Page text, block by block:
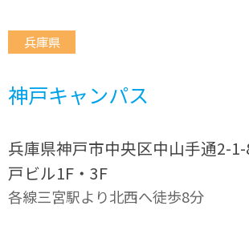
兵庫県
神戸キャンパス
兵庫県神戸市中央区中山手通2-
戸ビル1F・3F
各線三宮駅より北西へ徒歩8分